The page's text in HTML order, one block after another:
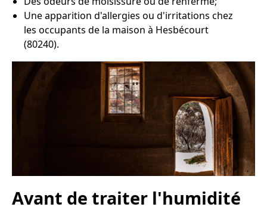
Une apparition d'allergies ou d'irritations chez
les occupants de la maison à Hesbécourt
(80240).
Avant de traiter l'humidité